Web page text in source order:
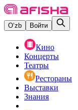
O‘zb Войти
Кино
Концерты
Театры
Рестораны
Выставки
Знания